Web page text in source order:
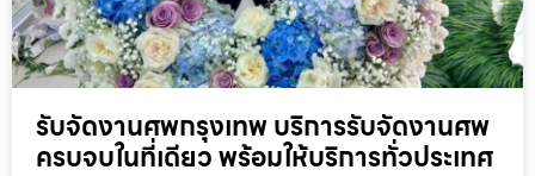
รับจัดงานศพกรุงเทพ บริการรับจัดงานศพ
ครบจบในที่เดียว พร้อมให้บริการทั่วประเทศ